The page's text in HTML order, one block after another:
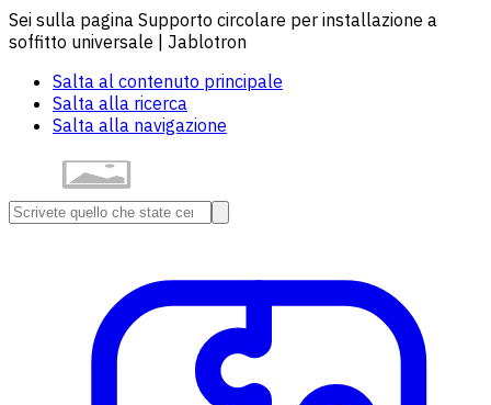
Sei sulla pagina Supporto circolare per installazione a
soffitto universale | Jablotron
Salta al contenuto principale
Salta alla ricerca
Salta alla navigazione